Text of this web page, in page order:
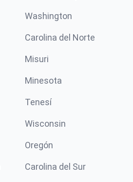
Washington
Carolina del Norte
Misuri
Minesota
Tenesí
Wisconsin
Oregón
Carolina del Sur